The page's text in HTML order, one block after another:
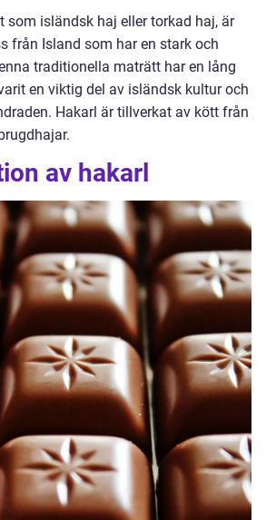
som isländsk haj eller torkad haj, är
från Island som har en stark och
traditionella maträtt har en lång
en viktig del av isländsk kultur och
Hakarl är tillverkat av kött från
av hakarl